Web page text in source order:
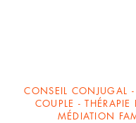
CONSEIL CONJUGAL -
COUPLE - THÉRAPIE
MÉDIATION